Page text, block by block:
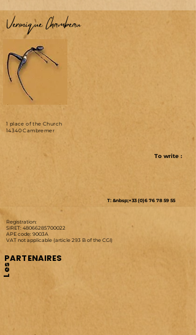
Véronique Chambeau
1 place of the Church
14340 Cambremer
To write :
Registration:
SIRET: 48066285700022
APE code: 9003A
VAT not applicable (article 293 B of the CGI)
T: &nbsp;+33 (0)6 76 78 59 55
Les
PARTENAIRES